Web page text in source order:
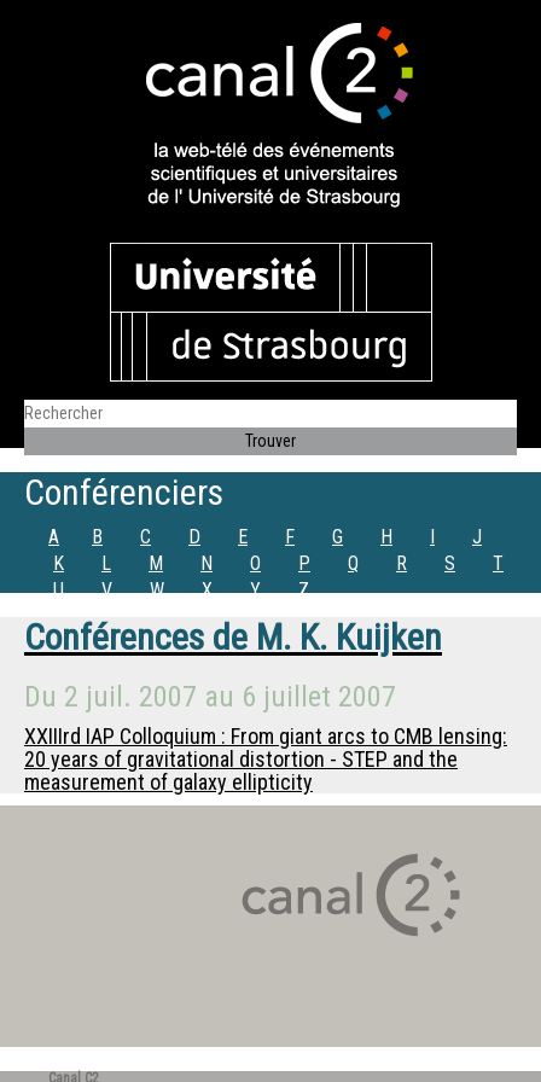
Conférenciers
A B C D E F G H I
J
K
L M N O P Q R S
T
U
V W X Y Z
Conférences de M. K. Kuijken
Du 2 juil. 2007 au 6 juillet 2007
XXIIIrd IAP Colloquium : From giant arcs to CMB lensing:
20 years of gravitational distortion - STEP and the
measurement of galaxy ellipticity
Canal C2